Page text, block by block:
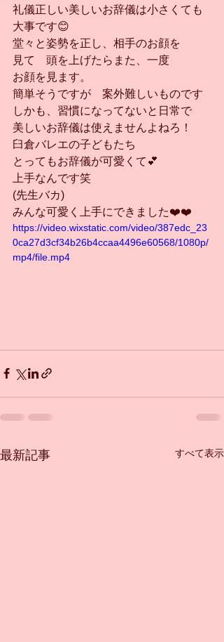
礼儀正しい美しいお辞儀は小さくても
大事です😊
堂々と姿勢を正し、相手のお顔を
見て　頭を上げたらまた、一度
お顔を見ます。
簡単そうですが　案外難しいものです
しかも、習慣になってないと日常で
美しいお辞儀は使えませんよねろ！
臼倉バレエの子どもたち
とってもお辞儀が可愛くて💕
上手なんです笑
(先生バカ)
みんな可愛く上手にできました❤️❤️
https://video.wixstatic.com/video/387edc_23
0ca27d3cf34b26b4ccaa4496e60568/1080p/
mp4/file.mp4
最新記事 すべて表示